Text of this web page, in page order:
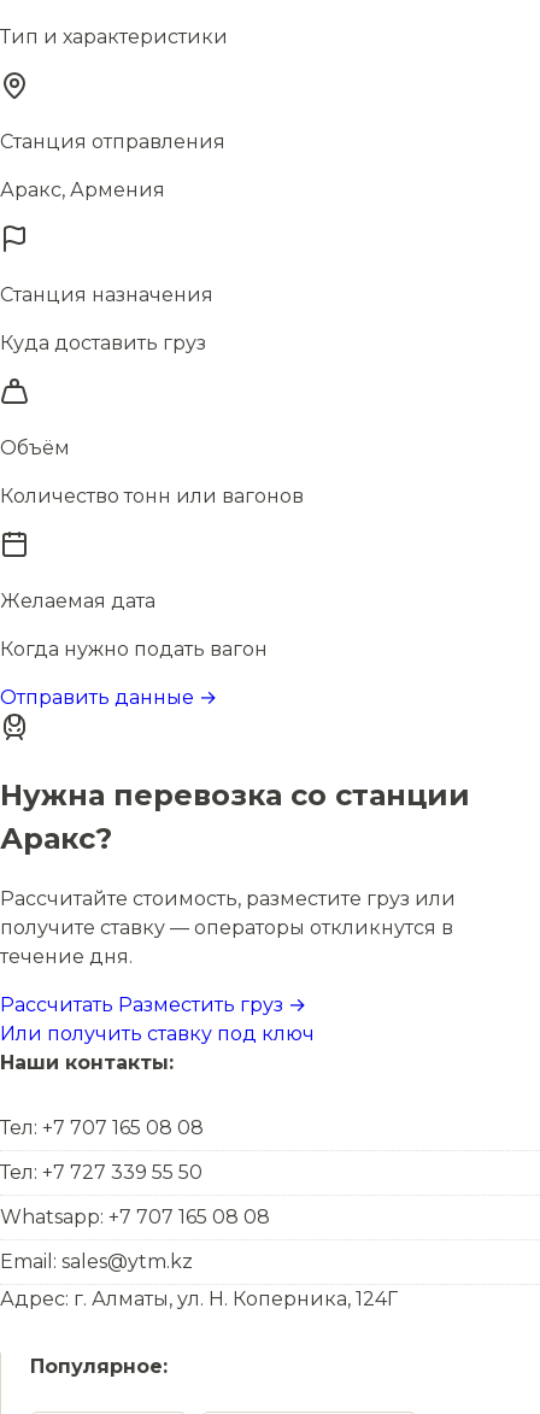
Тип и характеристики
Станция отправления
Аракс, Армения
Станция назначения
Куда доставить груз
Объём
Количество тонн или вагонов
Желаемая дата
Когда нужно подать вагон
Отправить данные →
Нужна перевозка со станции
Аракс?
Рассчитайте стоимость, разместите груз или
получите ставку — операторы откликнутся в
течение дня.
Рассчитать Разместить груз →
Или получить ставку под ключ
Наши контакты:
Тел: +7 707 165 08 08
Тел: +7 727 339 55 50
Whatsapp: +7 707 165 08 08
Email: sales@ytm.kz
Адрес: г. Алматы, ул. Н. Коперника, 124Г
Популярное: